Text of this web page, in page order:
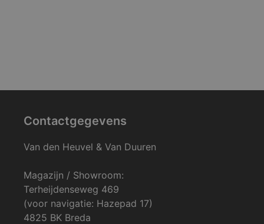
Contactgegevens
Van den Heuvel & Van Duuren
Magazijn / Showroom:
Terheijdenseweg 469
(voor navigatie: Hazepad 17)
4825 BK Breda